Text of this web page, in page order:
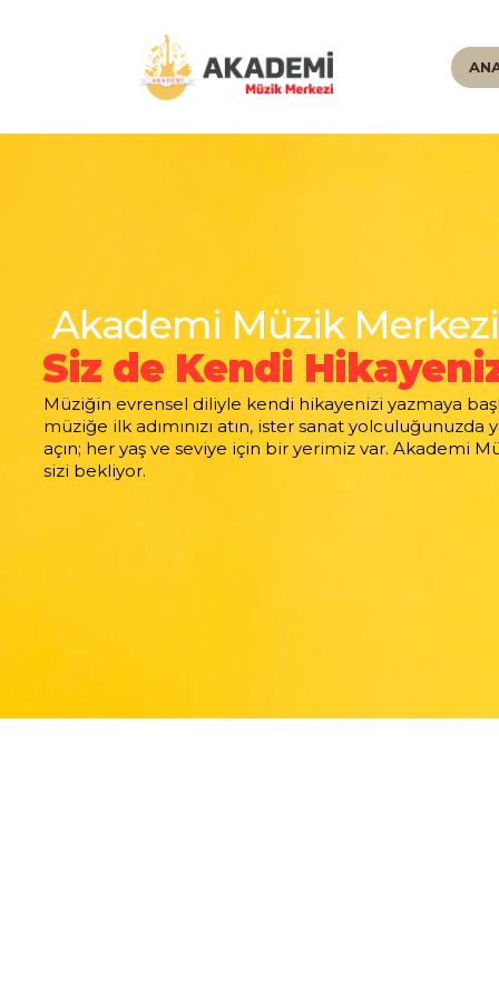
Akademi Müzik
Siz de Kendi
Müziğin evrensel diliyle kendi hikayenizi yazmaya
müziğe ilk adımınızı atın, ister sanat yolculuğunuzda
açın; her yaş ve seviye için bir yerimiz var. Akademi
sizi bekliyor.